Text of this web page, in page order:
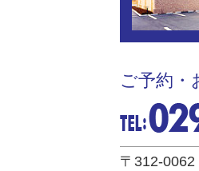
ご予約・
〒312-0062